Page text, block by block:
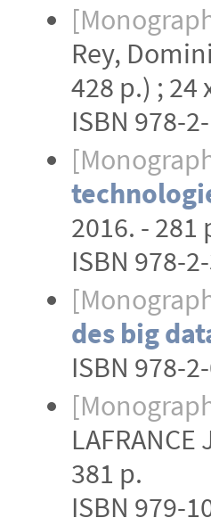
Rey,
428 p.) ; 24
ISBN 978-
2016. - 281
ISBN 978-
des big
ISBN 978-
381 p.
ISBN 979-